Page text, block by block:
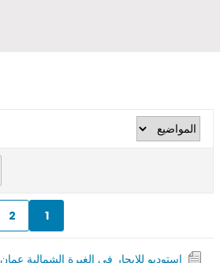
1
2
استوديو للايجار في الغبرة الشمالية عمان